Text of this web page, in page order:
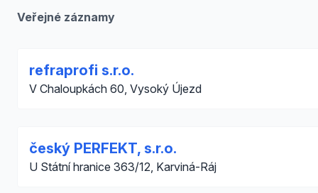
Veřejné záznamy
refraprofi s.r.o.
V Chaloupkách 60, Vysoký Újezd
český PERFEKT, s.r.o.
U Státní hranice 363/12, Karviná-Ráj